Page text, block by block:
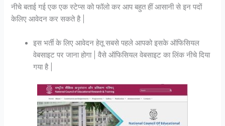
नीचे बताई गई एक एक स्टेप्स को फॉलो कर आप बहुत हीं आसानी से इन पदों
केलिए आवेदन कर सकते है |
इस भर्ती के लिए आवेदन हेतू सबसे पहले आपको इसके ऑफिसियल
वेबसाइट पर जाना होगा | वैसे ऑफिसियल वेबसाइट का लिंक नीचे दिया
गया है |